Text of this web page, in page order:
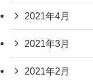
2021年4月
2021年3月
2021年2月